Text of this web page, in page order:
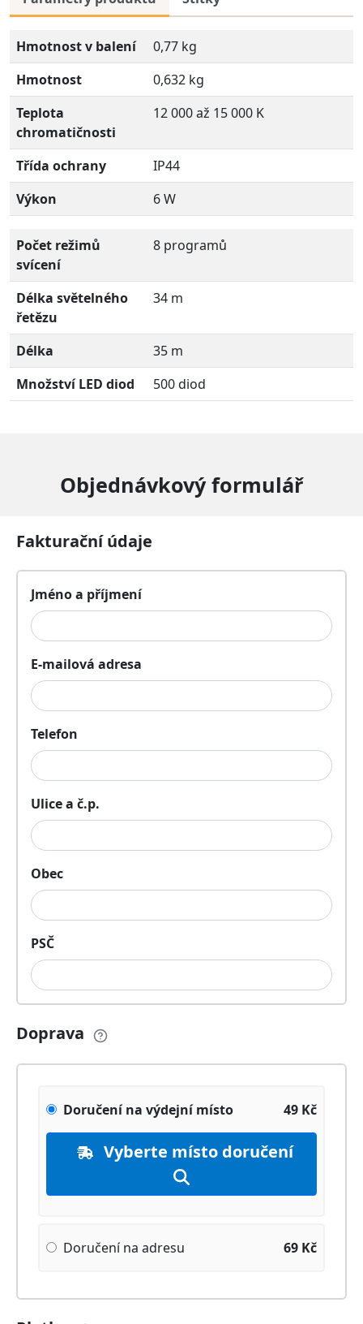
Hmotnost v balení
0,77 kg
Hmotnost
0,632 kg
Teplota
chromatičnosti
12 000 až 15 000 K
Třída ochrany
IP44
Výkon
6 W
Počet režimů
svícení
8 programů
Délka světelného
řetězu
34 m
Délka
35 m
Množství LED diod
500 diod
Objednávkový formulář
Fakturační údaje
Jméno a příjmení
E-mailová adresa
Telefon
Ulice a č.p.
Obec
PSČ
Doprava
Doručení na výdejní místo 49 Kč
Vyberte místo doručení
Doručení na adresu 69 Kč